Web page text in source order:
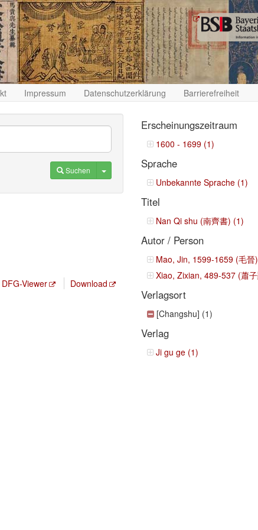
Impressum Datenschutzerklärung Barrierefreiheit
Suchen Toggle Dropdown
DFG-Viewer Download
Erscheinungszeitraum
1600 - 1699 (1)
Sprache
Unbekannte Sprache (1)
Titel
Nan Qi shu (南齊書) (1)
Autor / Person
Mao, Jin, 1599-1659 (毛晉
Xiao, Zixian, 489-537 (蕭
Verlagsort
[Changshu] (1)
Verlag
Ji gu ge (1)